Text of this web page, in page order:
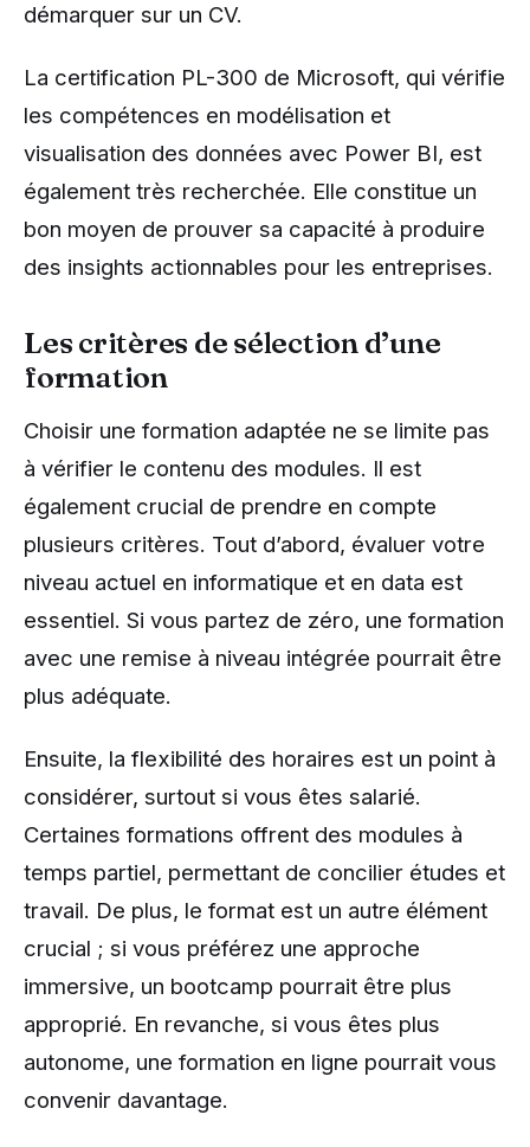
démarquer sur un CV.
La certification PL-300 de Microsoft, qui vérifie
les compétences en modélisation et
visualisation des données avec Power BI, est
également très recherchée. Elle constitue un
bon moyen de prouver sa capacité à produire
des insights actionnables pour les entreprises.
Les critères de sélection d’une
formation
Choisir une formation adaptée ne se limite pas
à vérifier le contenu des modules. Il est
également crucial de prendre en compte
plusieurs critères. Tout d’abord, évaluer votre
niveau actuel en informatique et en data est
essentiel. Si vous partez de zéro, une formation
avec une remise à niveau intégrée pourrait être
plus adéquate.
Ensuite, la flexibilité des horaires est un point à
considérer, surtout si vous êtes salarié.
Certaines formations offrent des modules à
temps partiel, permettant de concilier études et
travail. De plus, le format est un autre élément
crucial ; si vous préférez une approche
immersive, un bootcamp pourrait être plus
approprié. En revanche, si vous êtes plus
autonome, une formation en ligne pourrait vous
convenir davantage.